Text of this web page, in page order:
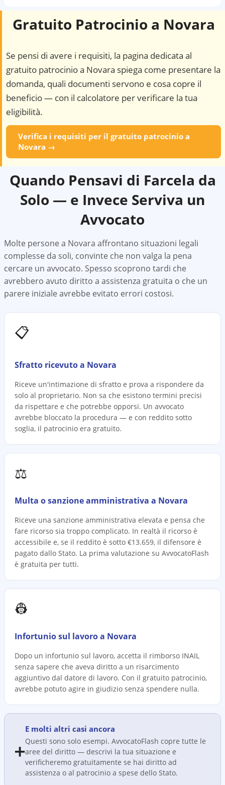
Gratuito Patrocinio a Novara
Se pensi di avere i requisiti, la pagina dedicata al
gratuito patrocinio a Novara spiega come presentare la
domanda, quali documenti servono e cosa copre il
beneficio — con il calcolatore per verificare la tua
eligibilità.
Verifica i requisiti per il gratuito patrocinio a
Novara →
Quando Pensavi di Farcela da
Solo — e Invece Serviva un
Avvocato
Molte persone a Novara affrontano situazioni legali
complesse da soli, convinte che non valga la pena
cercare un avvocato. Spesso scoprono tardi che
avrebbero avuto diritto a assistenza gratuita o che un
parere iniziale avrebbe evitato errori costosi.
📋
Sfratto ricevuto a Novara
Riceve un'intimazione di sfratto e prova a rispondere da
solo al proprietario. Non sa che esistono termini precisi
da rispettare e che potrebbe opporsi. Un avvocato
avrebbe bloccato la procedura — e con reddito sotto
soglia, il patrocinio era gratuito.
⚖️
Multa o sanzione amministrativa a Novara
Riceve una sanzione amministrativa elevata e pensa che
fare ricorso sia troppo complicato. In realtà il ricorso è
accessibile e, se il reddito è sotto €13.659, il difensore è
pagato dallo Stato. La prima valutazione su AvvocatoFlash
è gratuita per tutti.
👷
Infortunio sul lavoro a Novara
Dopo un infortunio sul lavoro, accetta il rimborso INAIL
senza sapere che aveva diritto a un risarcimento
aggiuntivo dal datore di lavoro. Con il gratuito patrocinio,
avrebbe potuto agire in giudizio senza spendere nulla.
➕
E molti altri casi ancora
Questi sono solo esempi. AvvocatoFlash copre tutte le
aree del diritto — descrivi la tua situazione e
verificheremo gratuitamente se hai diritto ad
assistenza o al patrocinio a spese dello Stato.